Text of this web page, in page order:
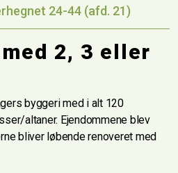
24-44 (afd. 21)
2, 3 eller
byggeri med i alt 120
altaner. Ejendommene blev
bliver løbende renoveret med